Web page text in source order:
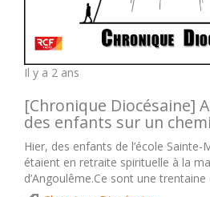
Il y a 2 ans
[Chronique Diocésaine]
des enfants sur un
Hier, des enfants de l’école Sainte-
étaient en retraite spirituelle à la
d’Angoulême.Ce sont une trentaine